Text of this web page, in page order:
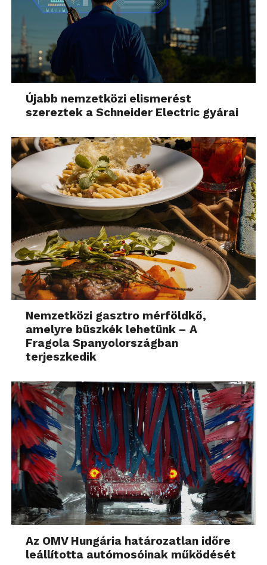
Újabb nemzetközi elismerést
szereztek a Schneider Electric gyárai
Nemzetközi gasztro mérföldkő,
amelyre büszkék lehetünk – A
Fragola Spanyolországban
terjeszkedik
Az OMV Hungária határozatlan időre
leállította autómosóinak működését